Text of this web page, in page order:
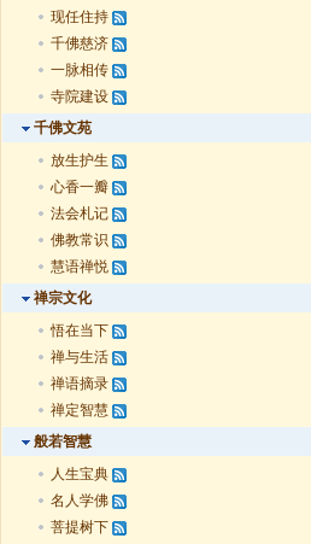
现任住持
千佛慈济
一脉相传
寺院建设
千佛文苑
放生护生
心香一瓣
法会札记
佛教常识
慧语禅悦
禅宗文化
悟在当下
禅与生活
禅语摘录
禅定智慧
般若智慧
人生宝典
名人学佛
菩提树下